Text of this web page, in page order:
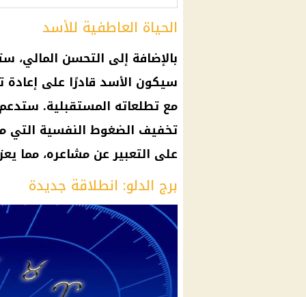
الحياة العاطفية للأسد
بالإضافة إلى التحسن المالي،
سيكون الأسد قادرًا على إعادة
مع تطلعاته المستقبلية.
تخفيف الضغوط النفسية التي
على التعبير عن مشاعره، مما
برج الدلو: انطلاقة جديدة